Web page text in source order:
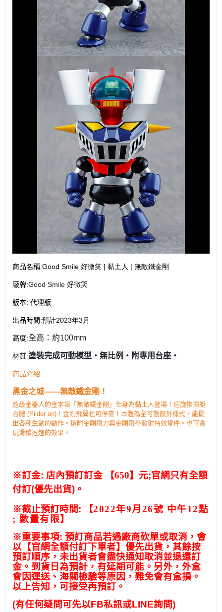
商品名稱:Good Smile 好微笑 | 黏土人 | 無敵鐵金剛
廠牌:Good Smile 好微笑
版本: 代理版
出品時間:預計2023年3月
高度:全高：約100mm
材質:塗裝完成可動模型・無比例・附專用台座・
商品介紹:
黑金之城——無敵鐵金剛！
超級金器人的金字塔「無敵鐵金剛」化身為黏土人登場！迴旋指揮艇
合體 (Pilder on)！金剛飛翼也可停靠！本體為全可動設計樣式，能擺
出各種生動的動作。還附金剛飛刀與金剛飛拳發射特效零件。也可賞
玩滑稽逗趣的效果。
※訂金: 店內預訂訂金 【650】元;官網只有全額
付訂(優先出貨) 。
※截止預訂時間: 【2022年9月26號 中午12點
; 數量有限】
※重要事項: 預訂商品若遇廠商砍單或取消，會
以【官網全額付訂下單者】優先出貨，其餘按
預訂順序，未出貨者會盡快通知取消並退還訂
金。到貨日為預計，有延期可能。另外，外盒
會因運送、海關檢驗等原因，難免會有盒損。
以上告知，可接受再預訂。
(有任何疑問可先以FB私訊或LINE詢問)